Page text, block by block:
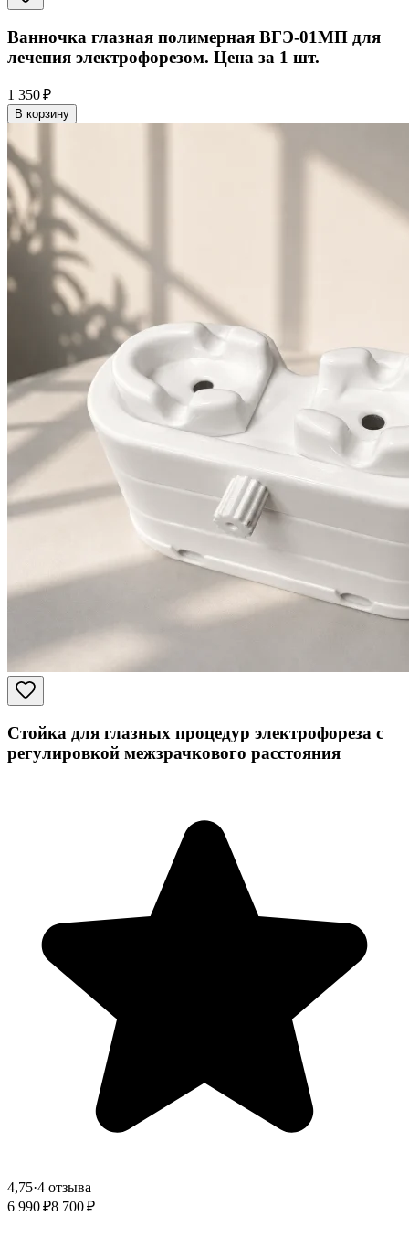
Ванночка глазная полимерная ВГЭ-01МП для
лечения электрофорезом. Цена за 1 шт.
1 350 ₽
В корзину
Стойка для глазных процедур электрофореза с
регулировкой межзрачкового расстояния
4,75·4 отзыва
6 990 ₽8 700 ₽